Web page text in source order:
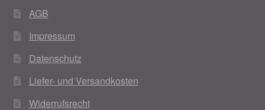
AGB
Impressum
Datenschutz
Liefer- und Versandkosten
Widerrufsrecht